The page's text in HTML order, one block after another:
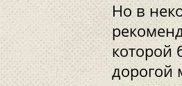
Но в
которой
дорогой